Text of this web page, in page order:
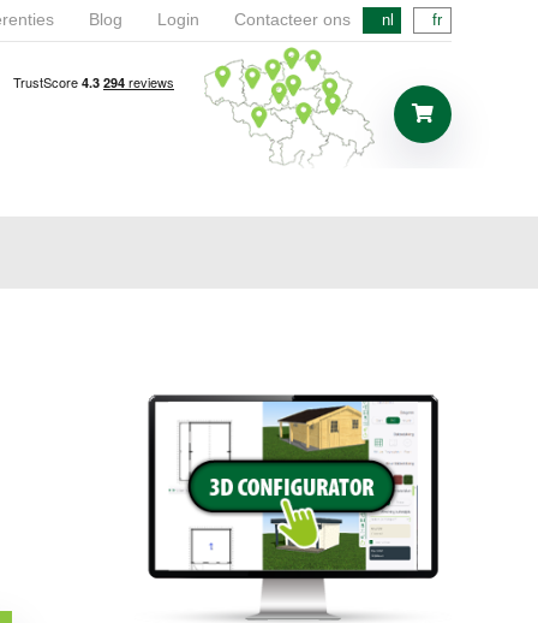
Blog Login Contacteer ons nl fr